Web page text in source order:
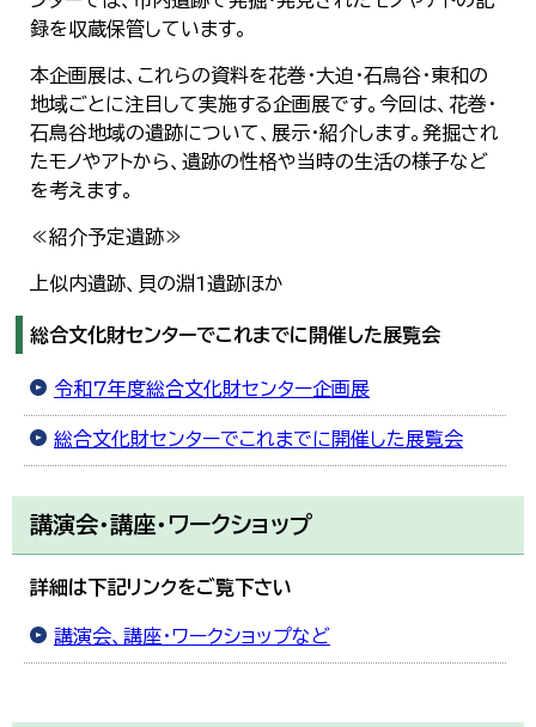
録を収蔵保管しています。
本企画展は、これらの資料を花巻・大迫・石鳥谷・東和の
地域ごとに注目して実施する企画展です。今回は、花巻・
石鳥谷地域の遺跡について、展示・紹介します。発掘され
たモノやアトから、遺跡の性格や当時の生活の様子など
を考えます。
≪紹介予定遺跡≫
上似内遺跡、貝の淵1遺跡ほか
総合文化財センターでこれまでに開催した展覧会
令和7年度総合文化財センター企画展
総合文化財センターでこれまでに開催した展覧会
講演会・講座・ワークショップ
詳細は下記リンクをご覧下さい
講演会、講座・ワークショップなど